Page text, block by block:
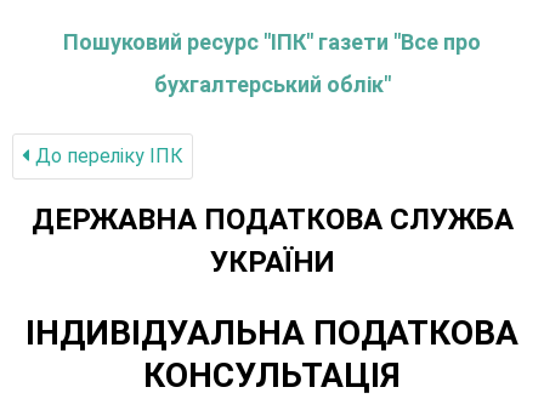
Пошуковий ресурс "ІПК" газети "Все про
бухгалтерський облік"
До переліку IПК
ДЕРЖАВНА ПОДАТКОВА СЛУЖБА
УКРАЇНИ
ІНДИВІДУАЛЬНА ПОДАТКОВА
КОНСУЛЬТАЦІЯ